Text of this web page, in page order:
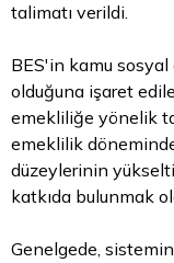
talimatı verildi.
BES'in kamu sosyal
olduğuna işaret
emekliliğe yönelik
emeklilik
düzeylerinin
katkıda bulunmak
Genelgede,